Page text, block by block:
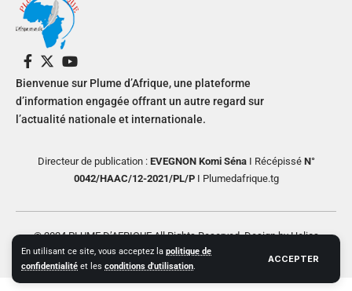
En utilisant ce site, vous acceptez la politique de
confidentialité et les conditions d'utilisation.
ACCEPTER
Bienvenue sur Plume d’Afrique, une plateforme
d’information engagée offrant un autre regard sur
l’actualité nationale et internationale.
Directeur de publication : EVEGNON Komi SénaI RécépisséN°
0042/HAAC/12-2021/PL/PI Plumedafrique.tg
© 2024 PLUME D’AFRIQUE All Rights Reserved. Design by Helios
Creative